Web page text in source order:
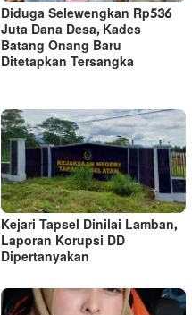
Diduga Selewengkan Rp536
Juta Dana Desa, Kades
Batang Onang Baru
Ditetapkan Tersangka
Kejari Tapsel Dinilai Lamban,
Laporan Korupsi DD
Dipertanyakan